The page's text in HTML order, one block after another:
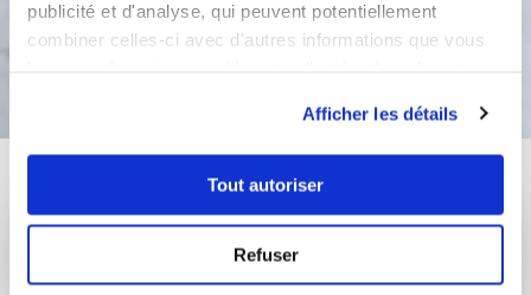
publicité et d'analyse, qui peuvent potentiellement
combiner celles-ci avec d'autres informations que vous
Afficher les détails
Tout autoriser
Refuser
Bon appétit !
Vous aimerez aussi ...